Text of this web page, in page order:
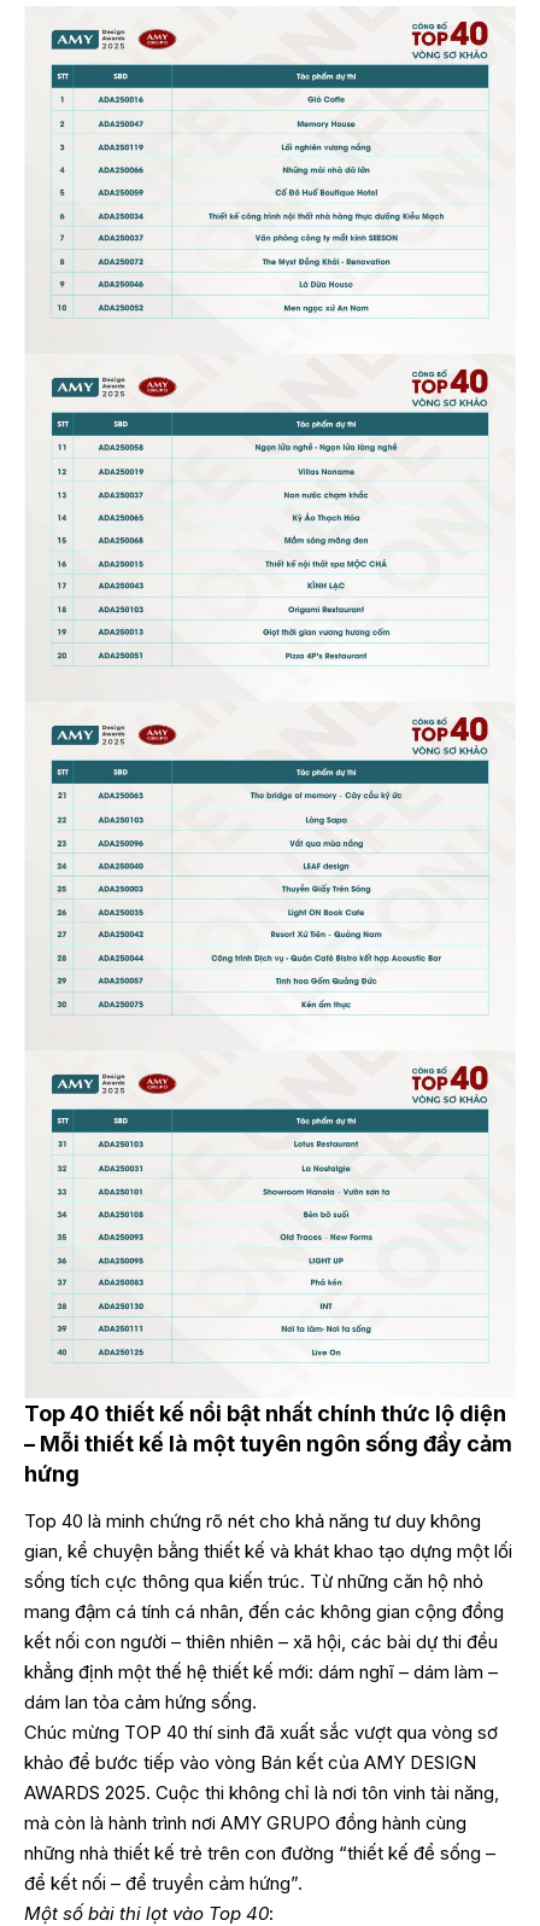
Top 40 thiết kế nổi bật nhất chính thức lộ diện
– Mỗi thiết kế là một tuyên ngôn sống đầy cảm
hứng
Top 40 là minh chứng rõ nét cho khả năng tư duy không
gian, kể chuyện bằng thiết kế và khát khao tạo dựng một lối
sống tích cực thông qua kiến trúc. Từ những căn hộ nhỏ
mang đậm cá tính cá nhân, đến các không gian cộng đồng
kết nối con người – thiên nhiên – xã hội, các bài dự thi đều
khẳng định một thế hệ thiết kế mới: dám nghĩ – dám làm –
dám lan tỏa cảm hứng sống.
Chúc mừng TOP 40 thí sinh đã xuất sắc vượt qua vòng sơ
khảo để bước tiếp vào vòng Bán kết của AMY DESIGN
AWARDS 2025. Cuộc thi không chỉ là nơi tôn vinh tài năng,
mà còn là hành trình nơi AMY GRUPO đồng hành cùng
những nhà thiết kế trẻ trên con đường “thiết kế để sống –
để kết nối – để truyền cảm hứng”.
Một số bài thi lọt vào Top 40: